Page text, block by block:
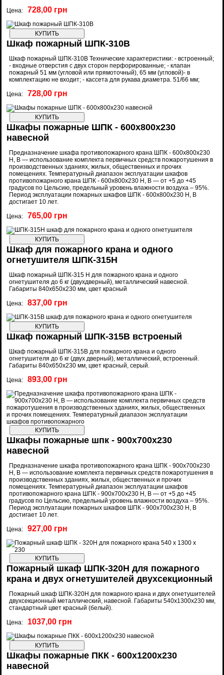
Цена: 728,00 грн
Шкаф пожарный ШПК-310В
Шкаф пожарный ШПК-310В Технические характеристики: - встроенный;
- входные отверстия с двух сторон перфорированные; - клапан
пожарный 51 мм (угловой или прямоточный), 65 мм (угловой)- в
комплектацию не входит; - кассета для рукава диаметра. 51/66 мм;
Цена: 728,00 грн
Шкафы пожарные ШПК - 600x800x230
навесной
Предназначение шкафа противопожарного крана ШПК - 600x800x230
Н, В — использование комплекта первичных средств пожаротушения в
производственных зданиях, жилых, общественных и прочих
помещениях. Температурный диапазон эксплуатации шкафов
противопожарного крана ШПК - 600x800x230 Н, В — от +5 до +45
градусов по Цельсию, предельный уровень влажности воздуха – 95%.
Период эксплуатации пожарных шкафов ШПК - 600x800x230 Н, В
достигает 10 лет.
Цена: 765,00 грн
Шкаф для пожарного крана и одного
огнетушителя ШПК-315Н
Шкаф пожарный ШПК-315 Н для пожарного крана и одного
огнетушителя до 6 кг (двухдверный), металлический навесной.
Габариты 840х650х230 мм, цвет красный
Цена: 837,00 грн
Шкаф пожарный ШПК-315В встроеный
Шкаф пожарный ШПК-315В для пожарного крана и одного
огнетушителя до 6 кг (двух дверный), металлический, встроенный.
Габариты 840х650х230 мм, цвет красный, серый.
Цена: 893,00 грн
Шкафы пожарные шпк - 900x700x230
навесной
Предназначение шкафа противопожарного крана ШПК - 900x700x230
Н, В — использование комплекта первичных средств пожаротушения в
производственных зданиях, жилых, общественных и прочих
помещениях. Температурный диапазон эксплуатации шкафов
противопожарного крана ШПК - 900x700x230 Н, В — от +5 до +45
градусов по Цельсию, предельный уровень влажности воздуха – 95%.
Период эксплуатации пожарных шкафов ШПК - 900x700x230 Н, В
достигает 10 лет.
Цена: 927,00 грн
Пожарный шкаф ШПК-320Н для пожарного
крана и двух огнетушителей двухсекционный
Пожарный шкаф ШПК-320Н для пожарного крана и двух огнетушителей
двухсекционный металлический, навесной. Габариты 540х1300х230 мм,
стандартный цвет красный (белый).
Цена: 1037,00 грн
Шкафы пожарные ПКК - 600x1200x230
навесной